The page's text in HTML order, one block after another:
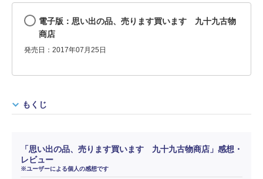
電子版：思い出の品、売ります買います 九十九古物
商店
発売日：2017年07月25日
もくじ
「思い出の品、売ります買います 九十九古物商店」感想・
レビュー
※ユーザーによる個人の感想です